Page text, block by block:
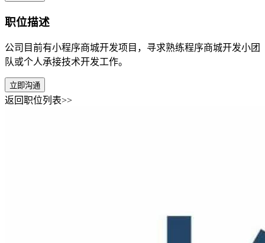
职位描述
公司目前有小程序商城开发项目，寻求熟练程序商城开发小团
队或个人承接技术开发工作。
立即沟通
返回职位列表>>